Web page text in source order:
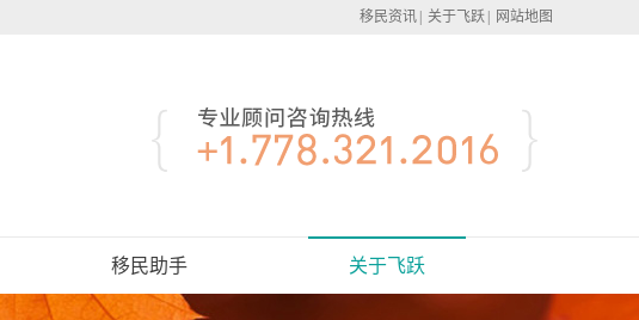
移民资讯 关于飞跃 网站地图
移民助手 关于飞跃